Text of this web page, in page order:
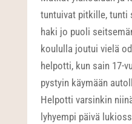
tuntuivat pitkille, tunti
haki jo puoli
koululla joutui vielä
helpotti, kun sain 17-
pystyin käymään
Helpotti varsinkin
lyhyempi päivä